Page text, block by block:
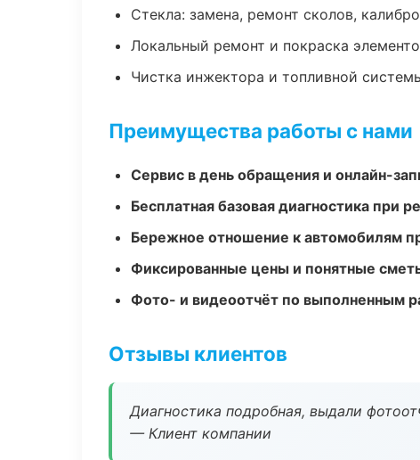
Стекла: замена, ремонт сколов,
Локальный ремонт и покраска
Чистка инжектора и топливной
Преимущества работы с нами
Сервис в день обращения и онлайн-
Бесплатная базовая диагностика при
Бережное отношение к автомобилям
Фиксированные цены и понятные
Фото- и видеоотчёт по выполненным
Отзывы клиентов
Диагностика подробная, выдали
— Клиент компании